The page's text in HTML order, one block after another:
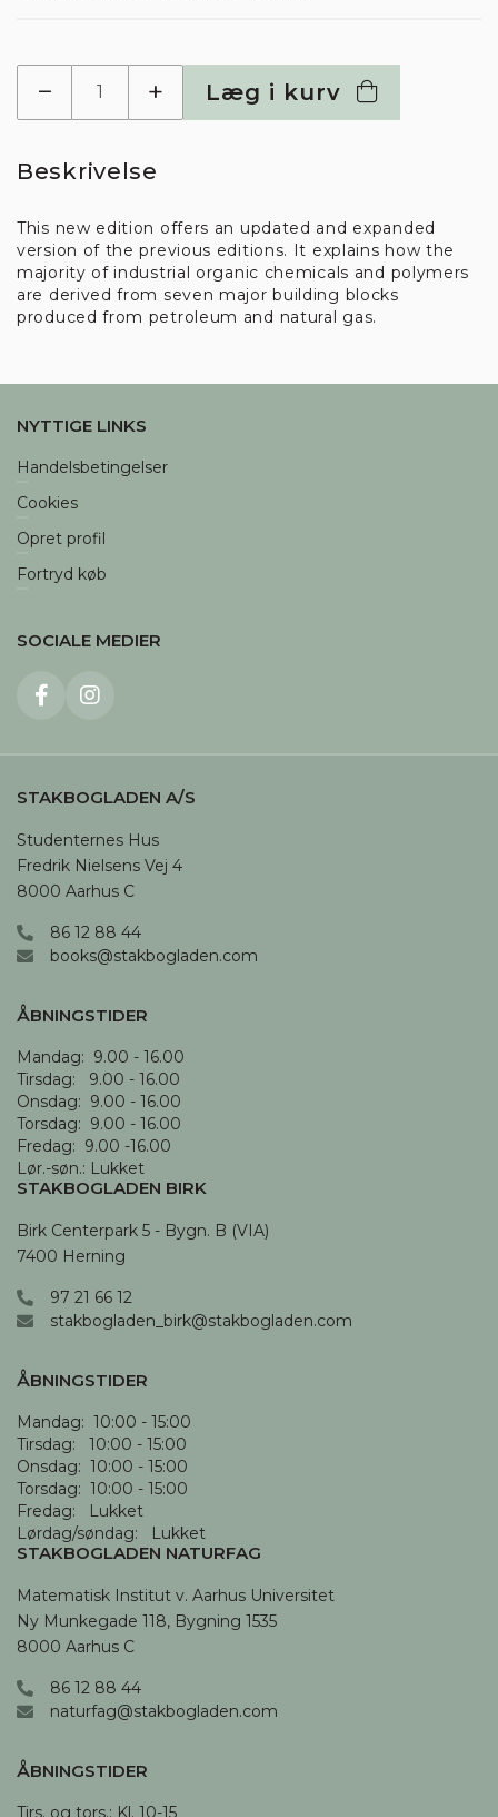
− + Læg i kurv
Beskrivelse
This new edition offers an updated and expanded
version of the previous editions. It explains how the
majority of industrial organic chemicals and polymers
are derived from seven major building blocks
produced from petroleum and natural gas.
NYTTIGE LINKS
Handelsbetingelser
Cookies
Opret profil
Fortryd køb
SOCIALE MEDIER
STAKBOGLADEN A/S
Studenternes Hus
Fredrik Nielsens Vej 4
8000 Aarhus C
86 12 88 44
books@stakbogladen.com
ÅBNINGSTIDER
Mandag:  9.00 - 16.00
Tirsdag:   9.00 - 16.00
Onsdag:  9.00 - 16.00
Torsdag:  9.00 - 16.00
Fredag:  9.00 -16.00
Lør.-søn.: Lukket
STAKBOGLADEN BIRK
Birk Centerpark 5 - Bygn. B (VIA)
7400 Herning
97 21 66 12
stakbogladen_birk@stakbogladen.com
ÅBNINGSTIDER
Mandag:  10:00 - 15:00
Tirsdag:   10:00 - 15:00
Onsdag:  10:00 - 15:00
Torsdag:  10:00 - 15:00
Fredag:   Lukket
Lørdag/søndag:   Lukket
STAKBOGLADEN NATURFAG
Matematisk Institut v. Aarhus Universitet
Ny Munkegade 118, Bygning 1535
8000 Aarhus C
86 12 88 44
naturfag@stakbogladen.com
ÅBNINGSTIDER
Tirs. og tors.: Kl. 10-15